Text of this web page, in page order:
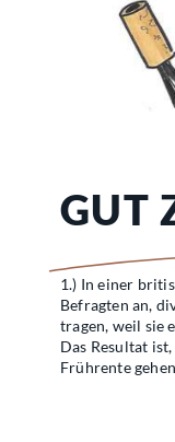
GUT
1.) In einer
Befragten an,
tragen, weil sie
Das Resultat
Frührente